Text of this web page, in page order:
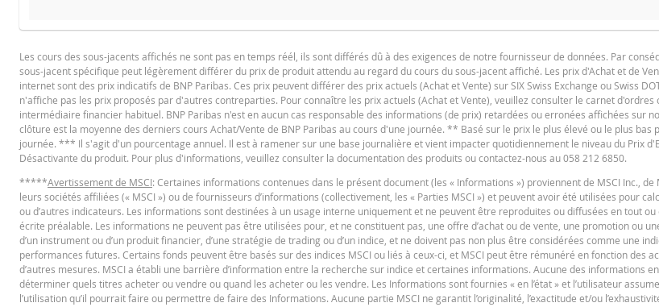
COURS DU SOUS-JACENT ATTENDU QUANTITÉ PÉRIODE
1
SITUATION ACTUELLE
Prix de référence 196,277
Niveau de financement
85,469
Barrière désactivante
98,23
Levier
1,77
Valeur position (CHF)
8,97
Mini Future (CHF)
8,97
BROCHURE
Français PDF Deutsch
PROSPECTUS DE BASE
English PDF
TERMSHEET
Les cours des sous-jacents affichés ne sont pas en temps réél, ils sont différés dû à des exigences de notre fournisseur de données. Par
sous-jacent spécifique peut légèrement différer du prix de produit attendu au regard du cours du sous-jacent affiché. Les prix d'Achat et de
internet sont des prix indicatifs de BNP Paribas. Ces prix peuvent différer des prix actuels (Achat et Vente) sur SIX Swiss Exchange ou Swiss
n'affiche pas les prix proposés par d'autres contreparties. Pour connaître les prix actuels (Achat et Vente), veuillez consulter le carnet
intermédiaire financier habituel. BNP Paribas n'est en aucun cas responsable des informations (de prix) retardées ou erronées affichées sur
clôture est la moyenne des derniers cours Achat/Vente de BNP Paribas au cours d'une journée. ** Basé sur le prix le plus élevé ou le plus bas
journée. *** Il s'agit d'un pourcentage annuel. Il est à ramener sur une base journalière et vient impacter quotidiennement le niveau du Prix
Désactivante du produit. Pour plus d'informations, veuillez consulter la documentation des produits ou contactez-nous au 058 212 6850.
*****Avertissement de MSCI: Certaines informations contenues dans le présent document (les « Informations ») proviennent de MSCI Inc., de
leurs sociétés affiliées (« MSCI ») ou de fournisseurs d’informations (collectivement, les « Parties MSCI ») et peuvent avoir été utilisées pour
ou d’autres indicateurs. Les informations sont destinées à un usage interne uniquement et ne peuvent être reproduites ou diffusées en tout
écrite préalable. Les informations ne peuvent pas être utilisées pour, et ne constituent pas, une offre d’achat ou de vente, une promotion ou
d’un instrument ou d’un produit financier, d’une stratégie de trading ou d’un indice, et ne doivent pas non plus être considérées comme une
performances futures. Certains fonds peuvent être basés sur des indices MSCI ou liés à ceux-ci, et MSCI peut être rémunéré en fonction des
d’autres mesures. MSCI a établi une barrière d’information entre la recherche sur indice et certaines informations. Aucune des informations
déterminer quels titres acheter ou vendre ou quand les acheter ou les vendre. Les Informations sont fournies « en l’état » et l’utilisateur
l’utilisation qu’il pourrait faire ou permettre de faire des Informations. Aucune partie MSCI ne garantit l’originalité, l’exactitude et/ou